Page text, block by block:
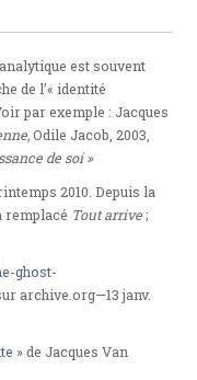
est souvent
de l’« identité
par exemple : Jacques
Odile Jacob, 2003,
de soi »
2010. Depuis la
remplacé Tout arrive;
ghost-
archive.org—13 janv.
»de Jacques Van